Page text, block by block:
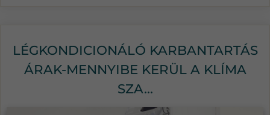
LÉGKONDICIONÁLÓ KARBANTARTÁS
ÁRAK-MENNYIBE KERÜL A KLÍMA
SZA...